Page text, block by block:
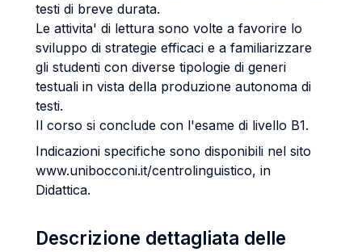
testi di breve durata.
Le attivita' di lettura sono volte a favorire lo
sviluppo di strategie efficaci e a familiarizzare
gli studenti con diverse tipologie di generi
testuali in vista della produzione autonoma di
testi.
Il corso si conclude con l'esame di livello B1.
Indicazioni specifiche sono disponibili nel sito
www.unibocconi.it/centrolinguistico, in
Didattica.
Descrizione dettagliata delle